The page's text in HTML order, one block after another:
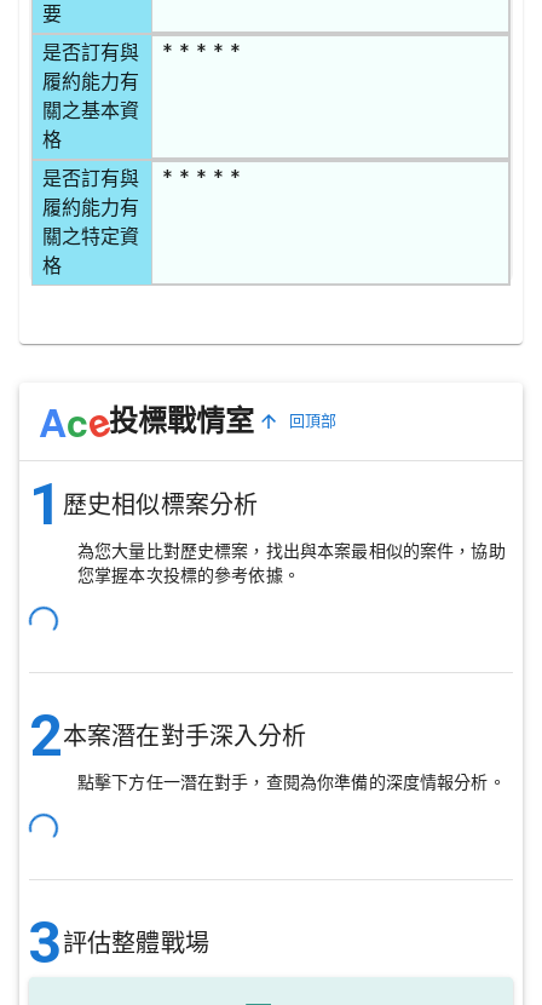
要
是否訂有與
履約能力有
關之基本資
格
* * * * *
是否訂有與
履約能力有
關之特定資
格
* * * * *
Ace投標戰情室 回頂部
1 歷史相似標案分析
為您大量比對歷史標案，找出與本案最相似的案件，協助
您掌握本次投標的參考依據。
2本案潛在對手深入分析
點擊下方任一潛在對手，查閱為你準備的深度情報分析。
3評估整體戰場